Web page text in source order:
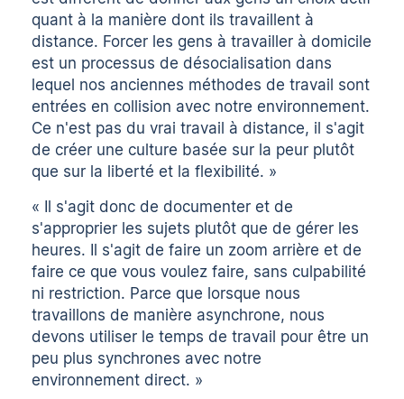
quant à la manière dont ils travaillent à
distance. Forcer les gens à travailler à domicile
est un processus de désocialisation dans
lequel nos anciennes méthodes de travail sont
entrées en collision avec notre environnement.
Ce n'est pas du vrai travail à distance, il s'agit
de créer une culture basée sur la peur plutôt
que sur la liberté et la flexibilité. »
« Il s'agit donc de documenter et de
s'approprier les sujets plutôt que de gérer les
heures. Il s'agit de faire un zoom arrière et de
faire ce que vous voulez faire, sans culpabilité
ni restriction. Parce que lorsque nous
travaillons de manière asynchrone, nous
devons utiliser le temps de travail pour être un
peu plus synchrones avec notre
environnement direct. »